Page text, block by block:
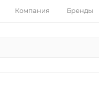
Компания Бренды